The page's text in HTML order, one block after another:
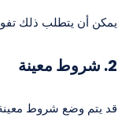
يمكن أن يتطلب ذلك
2. شروط معينة
قد يتم وضع شروط معينة